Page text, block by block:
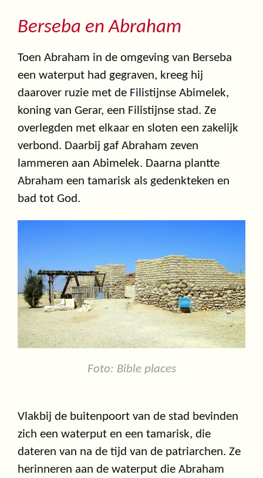
Berseba en Abraham
Toen Abraham in de omgeving van Berseba
een waterput had gegraven, kreeg hij
daarover ruzie met de Filistijnse Abimelek,
koning van Gerar, een Filistijnse stad. Ze
overlegden met elkaar en sloten een zakelijk
verbond. Daarbij gaf Abraham zeven
lammeren aan Abimelek. Daarna plantte
Abraham een tamarisk als gedenkteken en
bad tot God.
Foto: Bible places
Vlakbij de buitenpoort van de stad bevinden
zich een waterput en een tamarisk, die
dateren van na de tijd van de patriarchen. Ze
herinneren aan de waterput die Abraham